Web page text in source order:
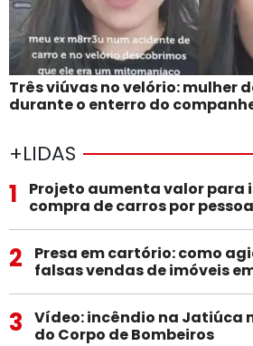
Três viúvas no velório: mulher
durante o enterro do
+LIDAS
1
Projeto aumenta valor para
compra de carros por
2
Presa em cartório: como
falsas vendas de imóveis
3
Vídeo: incêndio na Jatiúca
do Corpo de Bombeiros